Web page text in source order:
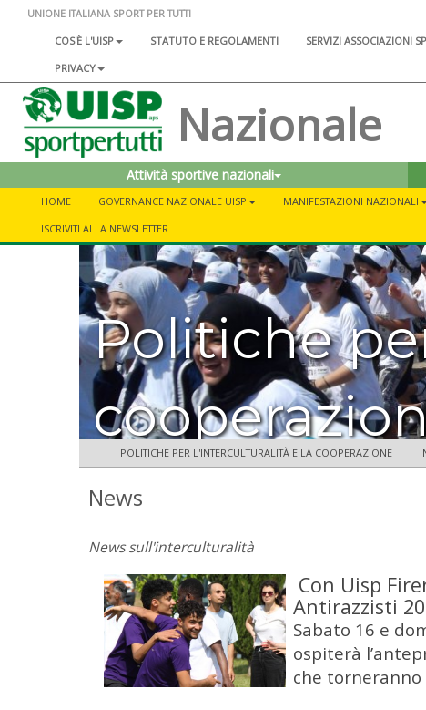
UNIONE ITALIANA SPORT PER TUTTI
COS'È L'UISP
STATUTO E REGOLAMENTI SERVIZI ASSOCIAZIONI
PRIVACY
Nazionale
Attività sportive nazionali
HOME GOVERNANCE NAZIONALE UISP MANIFESTAZIONI NAZIONALI
ISCRIVITI ALLA NEWSLETTER
Politiche
POLITICHE PER L'INTERCULTURALITÀ E LA COOPERAZIONE
News
News sull'interculturalità
Con Uisp
Antirazzisti
Sabato 16 e
ospiterà
che